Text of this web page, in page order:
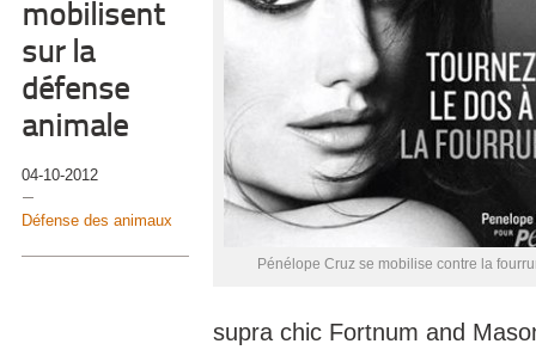
mobilisent
sur la
défense
animale
04-10-2012
Défense des animaux
Pénélope Cruz se mobilise contre la
supra chic Fortnum and